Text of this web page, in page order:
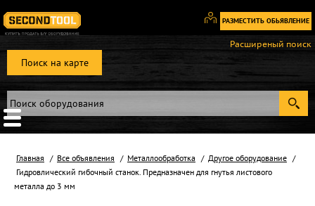
РАЗМЕСТИТЬ ОБЬЯВЛЕНИЕ
Вход
Регистрация
Поиск на карте
Расширеный поиск
Главная Все объявления Металлообработка
Другое оборудование
Гидровлический гибочный станок. Предназначен для гнутья листового
металла до 3 мм